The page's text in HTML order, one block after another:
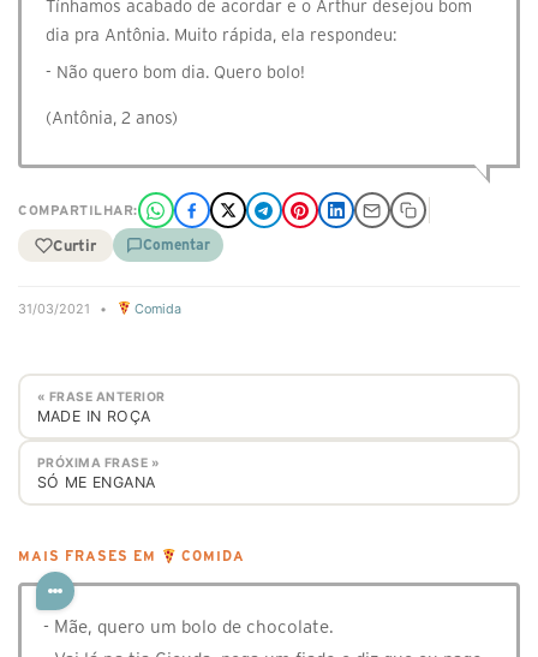
Tínhamos acabado de acordar e o Arthur desejou bom
dia pra Antônia. Muito rápida, ela respondeu:
- Não quero bom dia. Quero bolo!
(Antônia, 2 anos)
COMPARTILHAR:
Curtir Comentar
31/03/2021 • Comida
« FRASE ANTERIOR
MADE IN ROÇA
PRÓXIMA FRASE »
SÓ ME ENGANA
MAIS FRASES EM COMIDA
- Mãe, quero um bolo de chocolate.